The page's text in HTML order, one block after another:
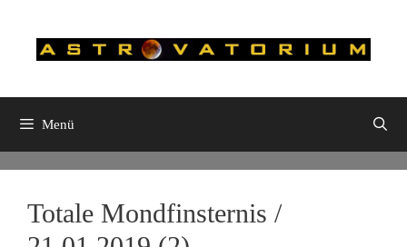
springen
Menü
Totale Mondfinsternis /